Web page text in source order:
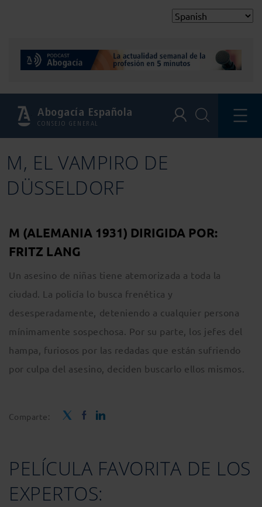
Abogacía Española
CONSEJO GENERAL
M, EL VAMPIRO DE
DÜSSELDORF
M (ALEMANIA 1931) DIRIGIDA POR:
FRITZ LANG
Un asesino de niñas tiene atemorizada a toda la
ciudad. La policía lo busca frenética y
desesperadamente, deteniendo a cualquier persona
mínimamente sospechosa. Por su parte, los jefes del
hampa, furiosos por las redadas que están sufriendo
por culpa del asesino, deciden buscarlo ellos mismos.
Comparte:
PELÍCULA FAVORITA DE LOS
EXPERTOS: